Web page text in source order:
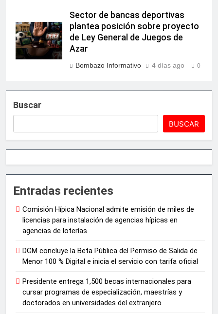
Sector de bancas deportivas
plantea posición sobre proyecto
de Ley General de Juegos de
Azar
Bombazo Informativo 4 días ago 0
Buscar
BUSCAR
Entradas recientes
Comisión Hípica Nacional admite emisión de miles de
licencias para instalación de agencias hípicas en
agencias de loterías
DGM concluye la Beta Pública del Permiso de Salida de
Menor 100 % Digital e inicia el servicio con tarifa oficial
Presidente entrega 1,500 becas internacionales para
cursar programas de especialización, maestrías y
doctorados en universidades del extranjero